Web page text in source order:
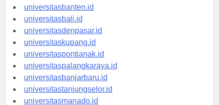
universitasserang.id
universitasbanten.id
universitasbali.id
universitasdenpasar.id
universitaskupang.id
universitaspontianak.id
universitaspalangkaraya.id
universitasbanjarbaru.id
universitastanjungselor.id